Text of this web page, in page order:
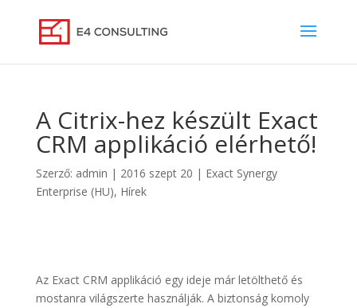
A Citrix-hez készült Exact
CRM applikáció elérhető!
Szerző: admin | 2016 szept 20 | Exact Synergy
Enterprise (HU), Hírek
Az Exact CRM applikáció egy ideje már letölthető és
mostanra világszerte használják. A biztonság komoly